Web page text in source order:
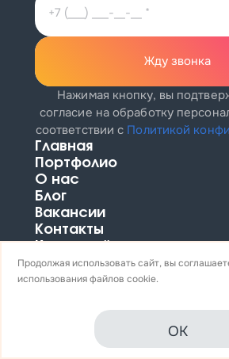
Жду звонка
Нажимая кнопку, вы
согласие на обработку
соответствии с Политикой
Главная
Портфолио
О нас
Блог
Вакансии
Контакты
Карта сайта
8 (812) 425-62-
ул. Магнитогорская, 51А,
Продолжая использовать сайт, вы
использованияфайлов cookie.
OK